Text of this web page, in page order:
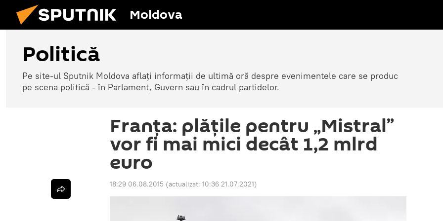
Moldova
Politică
Pe site-ul Sputnik Moldova aflați informații de ultimă oră despre evenimentele care se produc
pe scena politică - în Parlament, Guvern sau în cadrul partidelor.
Franţa: plăţile pentru „Mistral”
vor fi mai mici decât 1,2 mlrd
euro
18:29 06.08.2015 (actualizat: 10:36 21.07.2021)